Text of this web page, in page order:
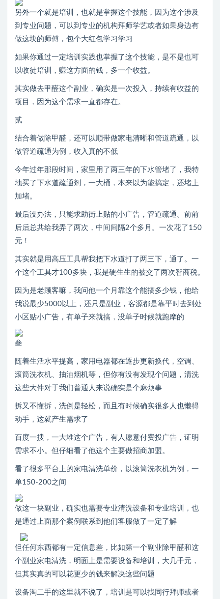
另外一个就是培训，也就是掌握这个技能，因为这个涉及
到专业问题，可以到专业的机构拜师学艺或者如果身边有
做这块的师傅，包个大红包学习学习
如果你通过一定培训实践也掌握了这个技能，是不是也可
以收徒培训，赚这方面的钱，多一个收益。
其实做去甲醛这个副业，确实是一次投入，持续有收益的
项目，因为这个需求一直都存在。
贰
结合着做除甲醛，还可以顺带做家电清晰和管道疏通，以
做管道疏通为例，收入真的不低
今年过年那段时间，家里用了两三年的下水管堵了，我特
地买了下水道疏通剂，一大桶，本来以为能搞定，还堵上
加堵。
最后没办法，只能求助街上贴的小广告，管道疏通。前前
后后总共给我弄了两次，中间间隔2个多月。一次花了150
元！
其实就是用高压工具帮我把下水道打了两三下，通了。一
个这个工具才100多块，我是硬生生的被交了两次智商税。
因为是老顾客嘛，我问他一个月靠这个能搞多少钱，他给
我说最少5000以上，还只是副业，客源都是靠平时去到处
小区贴小广告，有单子来就搞，没单子时候就跑摩的
叁
随着生活水平提高，家用电器都在逐步更新换代，空调、
滚筒洗衣机、抽油烟机等，但你有没有发现个问题，清洗
这些大件对于我们普通人来说确实是个麻烦事
拆又不懂拆，洗倒是轻松，而且有时候确实很多人也懒得
动手，这就产生需求了
百度一搜，一大堆这个广告，有人愿意付费投广告，证明
需求不小。但仔细看了他这个主要做招商加盟。
看了很多平台上的家电清洗单价，以滚筒洗衣机为例，一
单150-200之间
做这一块副业，确实也需要专业清洗设备和专业培训，也
是通过上面那个案例联系到他们客服做了一定了解
但任何东西都有一定信息差，比如第一个副业除甲醛和这
个副业家电清洗，明面上是需要设备和培训，大几千元，
但其实真的可以花更少的钱来解决这些问题
设备淘二手的这里就不说了，培训是可以找同行拜师或者